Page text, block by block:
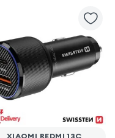
XIAOMI REDMI 13C